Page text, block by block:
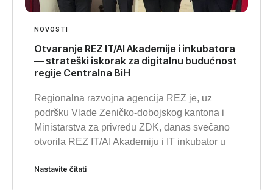
NOVOSTI
Otvaranje REZ IT/AI Akademije i inkubatora
— strateški iskorak za digitalnu budućnost
regije Centralna BiH
Regionalna razvojna agencija REZ je, uz
podršku Vlade Zeničko-dobojskog kantona i
Ministarstva za privredu ZDK, danas svečano
otvorila REZ IT/AI Akademiju i IT inkubator u
Nastavite čitati